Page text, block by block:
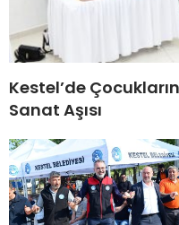
Kestel’de
Sanat Aşısı